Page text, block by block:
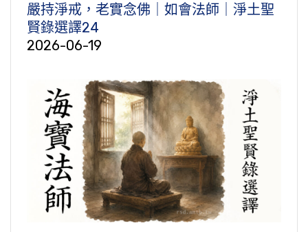
嚴持淨戒，老實念佛｜如會法師｜淨土聖
賢錄選譯24
2026-06-19